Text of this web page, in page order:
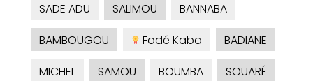
SADE ADU
SALIMOU
BANNABA
BAMBOUGOU
Fodé Kaba
BADIANE
MICHEL
SAMOU BOUMBA
SOUARÉ